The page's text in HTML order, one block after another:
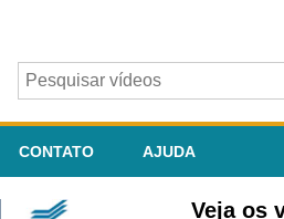
CONTATO AJUDA
Veja os